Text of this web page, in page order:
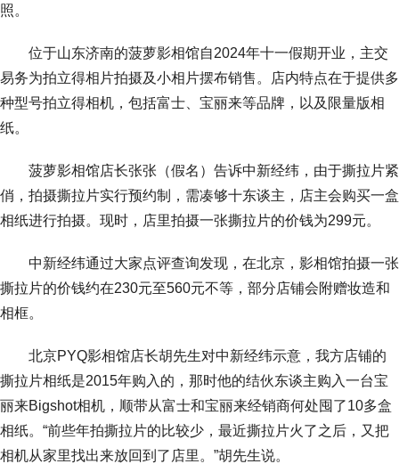
照。
位于山东济南的菠萝影相馆自2024年十一假期开业，主交
易务为拍立得相片拍摄及小相片摆布销售。店内特点在于提供多
种型号拍立得相机，包括富士、宝丽来等品牌，以及限量版相
纸。
菠萝影相馆店长张张（假名）告诉中新经纬，由于撕拉片紧
俏，拍摄撕拉片实行预约制，需凑够十东谈主，店主会购买一盒
相纸进行拍摄。现时，店里拍摄一张撕拉片的价钱为299元。
中新经纬通过大家点评查询发现，在北京，影相馆拍摄一张
撕拉片的价钱约在230元至560元不等，部分店铺会附赠妆造和
相框。
北京PYQ影相馆店长胡先生对中新经纬示意，我方店铺的
撕拉片相纸是2015年购入的，那时他的结伙东谈主购入一台宝
丽来Bigshot相机，顺带从富士和宝丽来经销商何处囤了10多盒
相纸。“前些年拍撕拉片的比较少，最近撕拉片火了之后，又把
相机从家里找出来放回到了店里。”胡先生说。